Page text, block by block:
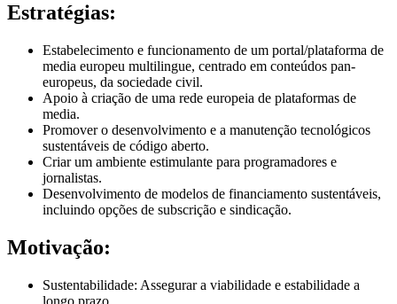
Estratégias:
Estabelecimento e funcionamento de um portal/plataforma de
media europeu multilingue, centrado em conteúdos pan-
europeus, da sociedade civil.
Apoio à criação de uma rede europeia de plataformas de
media.
Promover o desenvolvimento e a manutenção tecnológicos
sustentáveis de código aberto.
Criar um ambiente estimulante para programadores e
jornalistas.
Desenvolvimento de modelos de financiamento sustentáveis,
incluindo opções de subscrição e sindicação.
Motivação:
Sustentabilidade: Assegurar a viabilidade e estabilidade a
longo prazo.